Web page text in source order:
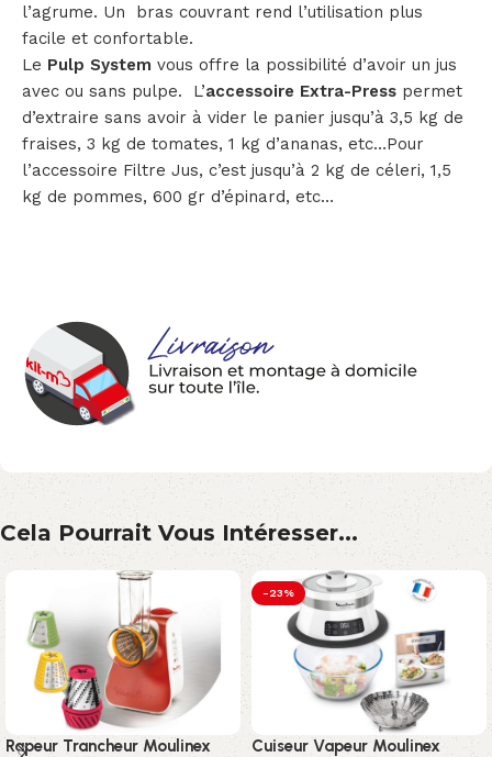
l’agrume. Un bras couvrant rend l’utilisation plus
facile et confortable.
Le Pulp System vous offre la possibilité d’avoir un jus
avec ou sans pulpe. L’accessoire Extra-Press permet
d’extraire sans avoir à vider le panier jusqu’à 3,5 kg de
fraises, 3 kg de tomates, 1 kg d’ananas, etc…Pour
l’accessoire Filtre Jus, c’est jusqu’à 2 kg de céleri, 1,5
kg de pommes, 600 gr d’épinard, etc…
Cela Pourrait Vous Intéresser...
Rapeur Trancheur Moulinex
-23%
Cuiseur Vapeur Moulinex